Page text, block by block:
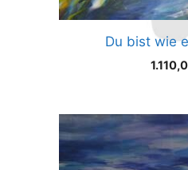
Du bist wie